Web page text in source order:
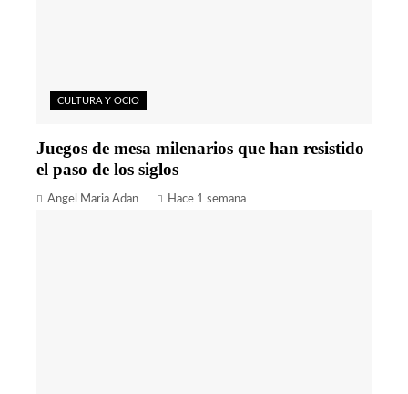
CULTURA Y OCIO
Juegos de mesa milenarios que han resistido
el paso de los siglos
Angel Maria Adan Hace 1 semana